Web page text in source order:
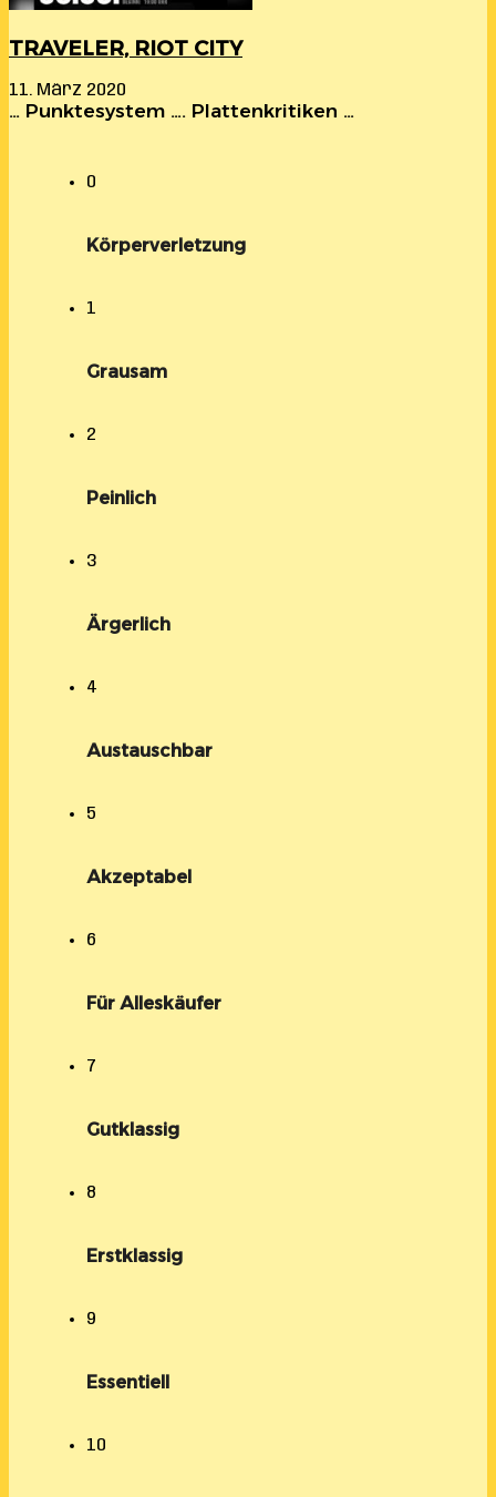
TRAVELER, RIOT CITY
11. März 2020
… Punktesystem …. Plattenkritiken …
0
Körperverletzung
1
Grausam
2
Peinlich
3
Ärgerlich
4
Austauschbar
5
Akzeptabel
6
Für Alleskäufer
7
Gutklassig
8
Erstklassig
9
Essentiell
10